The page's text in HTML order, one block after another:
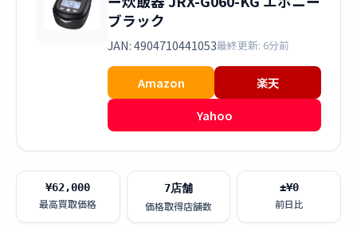
ブラック
JAN: 4904710441053最終更新: 6分前
Amazon
楽天
Yahoo
¥62,000
最高買取価格
7店舗
価格取得店舗数
±¥0
前日比